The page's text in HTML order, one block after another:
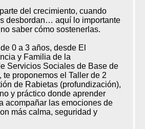
del crecimiento, cuando
desbordan… aquí lo importante
saber cómo sostenerlas.
0 a 3 años, desde El
y Familia de la
Servicios Sociales de Base de
te proponemos el Taller de 2
de Rabietas (profundización),
y práctico donde aprender
acompañar las emociones de
más calma, seguridad y